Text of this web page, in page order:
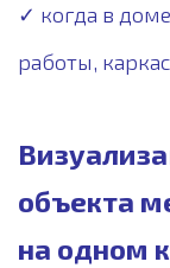
✓ когда в
работы,
объекта
на одном